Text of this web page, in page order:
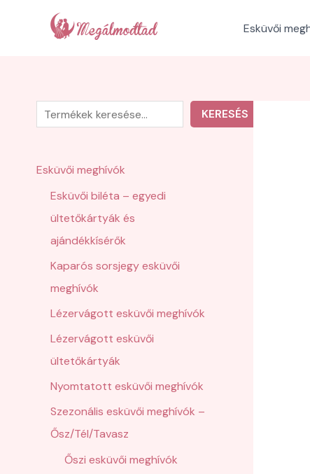
Esküvői
e
KERESÉS
Esküvői meghívók
Esküvői biléta – egyedi
ültetőkártyák és
ajándékkísérők
Kaparós sorsjegy esküvői
meghívók
Lézervágott esküvői meghívók
Lézervágott esküvői
ültetőkártyák
Nyomtatott esküvői meghívók
Szezonális esküvői meghívók –
Ősz/Tél/Tavasz
Őszi esküvői meghívók